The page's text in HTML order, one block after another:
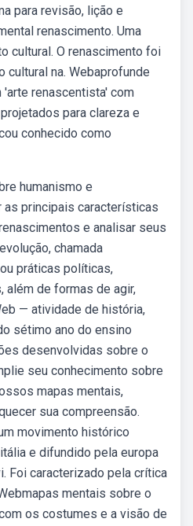
para revisão, lição e
renascimento. Uma
cultural. O renascimento foi
cultural na. Webaprofunde
renascentista' com
para clareza e
conhecido como
humanismo e
principais características
e analisar seus
chamada
práticas políticas,
além de formas de agir,
— atividade de história,
sétimo ano do ensino
desenvolvidas sobre o
seu conhecimento sobre
mapas mentais,
sua compreensão.
movimento histórico
e difundido pela europa
Foi caracterizado pela crítica
mentais sobre o
os costumes e a visão de